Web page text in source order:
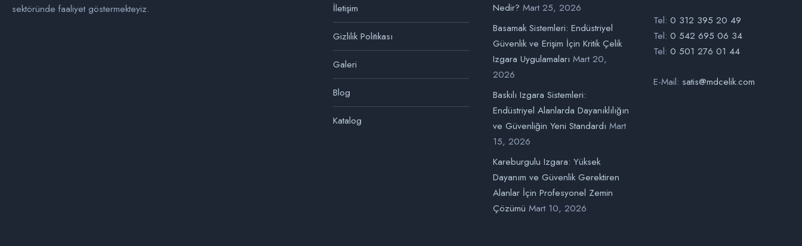
sektöründe faaliyet göstermekteyiz.
İletişim
Gizlilik Politikası
Galeri
Blog
Katalog
Nedir? Mart 25, 2026
Basamak Sistemleri: Endüstriyel
Güvenlik ve Erişim İçin Kritik Çelik
Izgara Uygulamaları Mart 20,
2026
Baskılı Izgara Sistemleri:
Endüstriyel Alanlarda Dayanıklılığın
ve Güvenliğin Yeni Standardı Mart
15, 2026
Kareburgulu Izgara: Yüksek
Dayanım ve Güvenlik Gerektiren
Alanlar İçin Profesyonel Zemin
Çözümü Mart 10, 2026
Tel:0 312 395 20 49
Tel:0 542 695 06 34
Tel:0 501 276 01 44
E-Mail: satis@mdcelik.com